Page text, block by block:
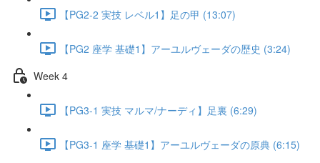
【PG2-2 実技 レベル1】足の甲 (13:07)
【PG2 座学 基礎1】アーユルヴェーダの歴史 (3:24)
Week 4
【PG3-1 実技 マルマ/ナーディ】足裏 (6:29)
【PG3-1 座学 基礎1】アーユルヴェーダの原典 (6:15)